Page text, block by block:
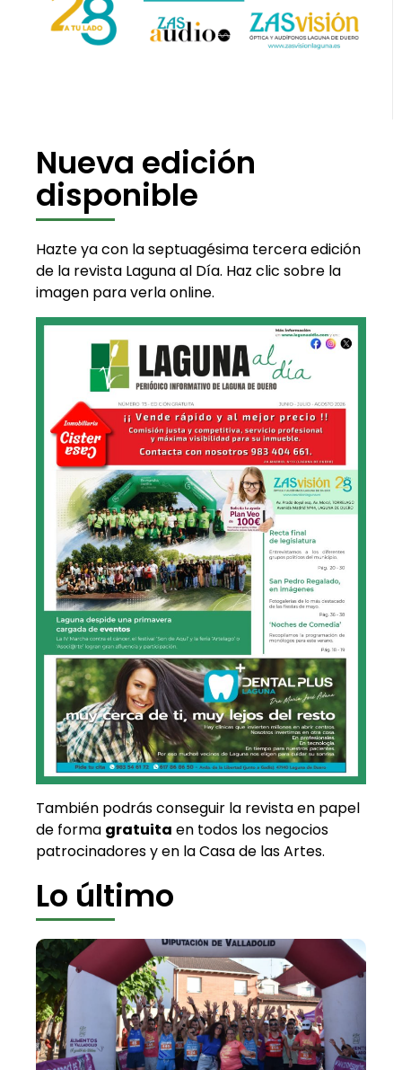
Nueva edición
disponible
Hazte ya con la septuagésima tercera edición
de la revista Laguna al Día. Haz clic sobre la
imagen para verla online.
También podrás conseguir la revista en papel
de forma gratuita en todos los negocios
patrocinadores y en la Casa de las Artes.
Lo último